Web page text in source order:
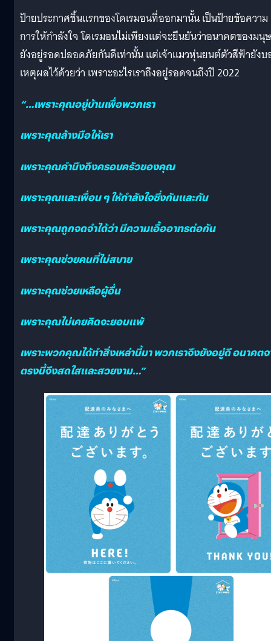
ป้ายประกาศชิ้นแรกของโดเรมอนที่ออกมานั้น เป็นป้ายข้อความ
การให้กำลังใจ โดเรมอนไม่เพียงแต่จะยืนยันว่าอนาคตของมนุ
ยังอยู่รอดปลอดภัยกันดีเท่านั้น แต่เจ้าแมวหุ่นยนต์ตัวสีฟ้ายัง
เหตุผลไว้ด้วยว่า เพราะอะไรเราถึงอยู่รอดจนถึงปี 2022
“…เพราะคุณอยู่บ้านเพื่อพวกเรา
เพราะคุณล้างมือให้เรา
เพราะคุณคำนึงถึงครอบครัวของคุณ
เพราะคุณและเพื่อน ๆ ให้กำลังใจซึ่งกันและกัน
เพราะคุณถูกจดจำได้ว่า มีความเอื้ออาทรต่อกัน
เพราะคุณช่วยคนที่ไม่สบาย
เพราะคุณช่วยเหลือผู้อื่น
เพราะคุณไม่เคยคิดจะยอมแพ้
เพราะพวกคุณได้ทำสิ่งเหล่านี้มา พวกเราจึงยังอยู่ดี อนาคต
ตรงนี้จึงสดใสและสวยงาม…”